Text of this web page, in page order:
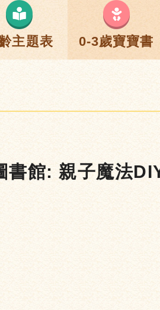
主題表 0-3歲寶寶書
館: 親子魔法